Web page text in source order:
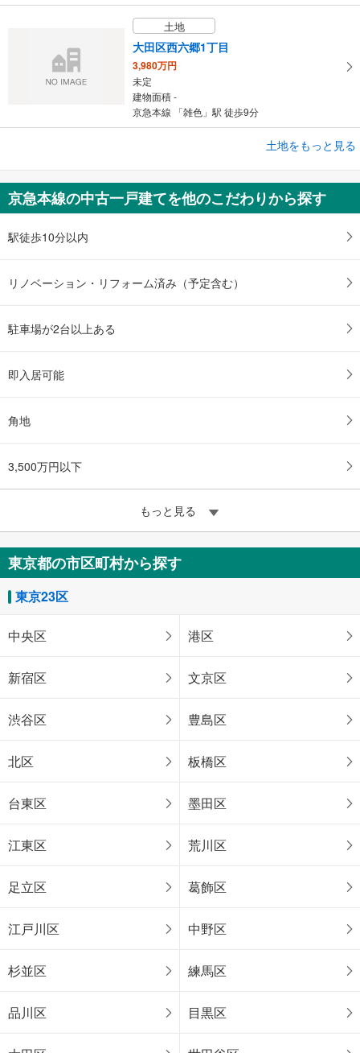
土地
大田区西六郷1丁目
3,980万円
未定
建物面積 -
京急本線 「雑色」駅 徒歩9分
港区高輪4丁目
3億2,800万円
土地をもっと見る
京急本線の中古一戸建てを他のこだわりから探す
駅徒歩10分以内
リノベーション・リフォーム済み（予定含む）
駐車場が2台以上ある
即入居可能
角地
3,500万円以下
もっと見る
東京都の市区町村から探す
東京23区
中央区 港区
新宿区 文京区
渋谷区 豊島区
北区 板橋区
台東区 墨田区
江東区 荒川区
足立区 葛飾区
江戸川区 中野区
杉並区 練馬区
品川区 目黒区